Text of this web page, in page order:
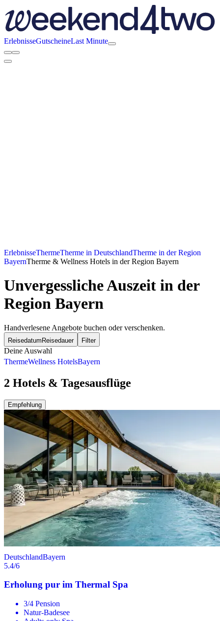
ErlebnisseGutscheineLast Minute
ErlebnisseThermeTherme in DeutschlandTherme in der Region
BayernTherme & Wellness Hotels in der Region Bayern
Unvergessliche Auszeit in der
Region Bayern
Handverlesene Angebote buchen oder verschenken.
Reisedatum Reisedauer Filter
Deine Auswahl
ThermeWellness HotelsBayern
2 Hotels & Tagesausflüge
Empfehlung
DeutschlandBayern
5.4/6
Erholung pur im Thermal Spa
3/4 Pension
Natur-Badesee